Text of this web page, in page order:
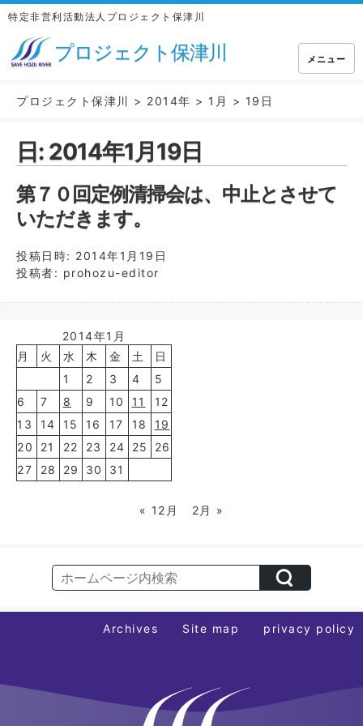
特定非営利活動法人プロジェクト保津川
プロジェクト保津川 メニュー
プロジェクト保津川 > 2014年 > 1月 > 19日
日: 2014年1月19日
第７０回定例清掃会は、中止とさせて
いただきます。
投稿日時: 2014年1月19日
投稿者: prohozu-editor
2014年1月
月
火 水 木 金 土
日
1
2 3 4
5
6
7 8 9 10 11
12
13
14 15 16 17 18
19
20
21 22 23 24 25
26
27
28 29 30 31
« 12月 2月 »
Archives Site map privacy policy